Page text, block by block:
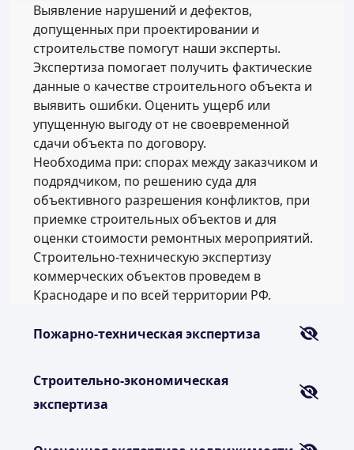
Выявление нарушений и дефектов,
допущенных при проектировании и
строительстве помогут наши эксперты.
Экспертиза помогает получить фактические
данные о качестве строительного объекта и
выявить ошибки. Оценить ущерб или
упущенную выгоду от не своевременной
сдачи объекта по договору.
Необходима при: спорах между заказчиком и
подрядчиком, по решению суда для
объективного разрешения конфликтов, при
приемке строительных объектов и для
оценки стоимости ремонтных мероприятий.
Строительно-техническую экспертизу
коммерческих объектов проведем в
Краснодаре и по всей территории РФ.
Пожарно-техническая экспертиза
Строительно-экономическая
экспертиза